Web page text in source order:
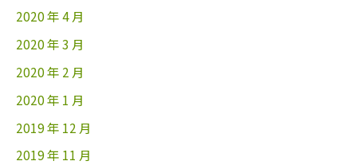
2020 年 4 月
2020 年 3 月
2020 年 2 月
2020 年 1 月
2019 年 12 月
2019 年 11 月